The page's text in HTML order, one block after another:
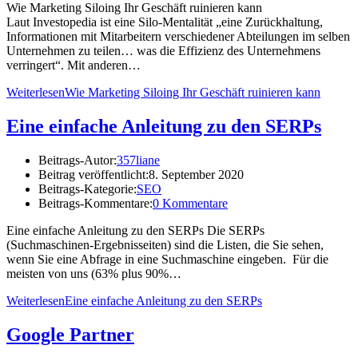
Wie Marketing Siloing Ihr Geschäft ruinieren kann
Laut Investopedia ist eine Silo-Mentalität „eine Zurückhaltung,
Informationen mit Mitarbeitern verschiedener Abteilungen im selben
Unternehmen zu teilen… was die Effizienz des Unternehmens
verringert“. Mit anderen…
WeiterlesenWie Marketing Siloing Ihr Geschäft ruinieren kann
Eine einfache Anleitung zu den SERPs
Beitrags-Autor:357liane
Beitrag veröffentlicht:8. September 2020
Beitrags-Kategorie:SEO
Beitrags-Kommentare:0 Kommentare
Eine einfache Anleitung zu den SERPs Die SERPs
(Suchmaschinen-Ergebnisseiten) sind die Listen, die Sie sehen,
wenn Sie eine Abfrage in eine Suchmaschine eingeben. Für die
meisten von uns (63% plus 90%…
WeiterlesenEine einfache Anleitung zu den SERPs
Google Partner